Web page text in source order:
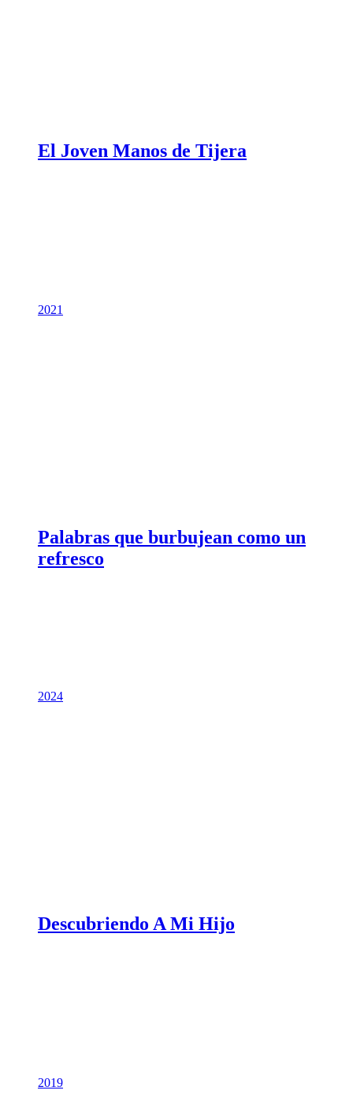
El Joven Manos de Tijera
2021
Palabras que burbujean como un
refresco
2024
Descubriendo A Mi Hijo
2019